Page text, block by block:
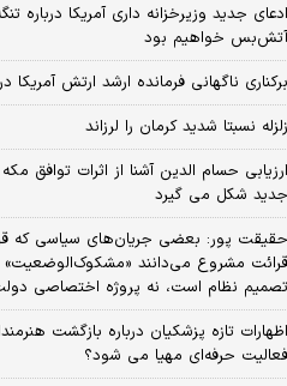
ادعای جدید وزیرخزانه داری آمریکا درباره
آتش‌بس خواهیم بود
برکناری ناگهانی فرمانده ارشد ارتش آمریکا
زلزله نسبتا شدید کرمان را لرزاند
ارزیابی حسام الدین آشنا از اثرات توافق
جدید شکل می گیرد
حقیقت پور: بعضی جریان‌های سیاسی که
قرائت مشروع می‌دانند «مشکوک‌الوضعیت»
تصمیم نظام است، نه پروژه اختصاصی
اظهارات تازه پزشکیان درباره بازگشت
فعالیت حرفه‌ای مهیا می شود؟